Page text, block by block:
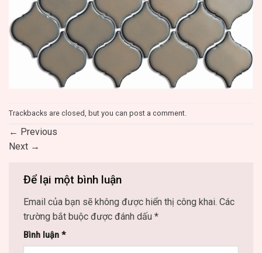
Trackbacks are closed, but you can post a comment
← Previous
Next →
Để lại một bình luận
Email của bạn sẽ không được hiển thị công khai. Các
trường bắt buộc được đánh dấu *
Bình luận *